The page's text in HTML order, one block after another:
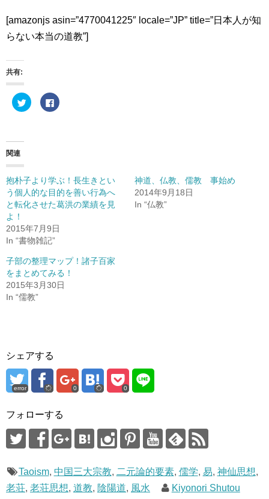
[amazonjs asin=”4770041225″ locale=”JP” title=”日本人が知
らない本当の道教”]
共有:
ク
リ
e
r
で
共
有
新
し
い
ウ
ン
ド
ウ
で
開
き
ま
F
a
す
る
に
は
ク
ッ
ク
だ
さ
い
(
新
ま
す
関連
抱朴子より学ぶ！長生きとい
う個人的な目的を善い行為へ
と転化させた葛洪の業績を見
よ！
2015年7月9日
In “書物雑記”
神道、仏教、儒教 事始め
2014年9月18日
In “仏教”
子部の整理マップ！諸子百家
をまとめてみる！
2015年3月30日
In “儒教”
シェアする
error 0 0
フォローする
Taoism, 中国三大宗教, 二元論的要素, 儒学, 易, 神仙思想,
老荘, 老荘思想, 道教, 陰陽道, 風水 Kiyonori Shutou